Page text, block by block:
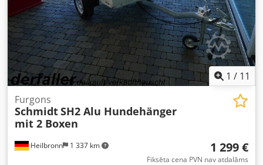
1 / 11
Heilbronn 1 337 km
Furgons
SchmidtSH2 Alu Hundehänger
mit 2 Boxen
1 299 €
Fiksēta cena PVN nav atdalāms